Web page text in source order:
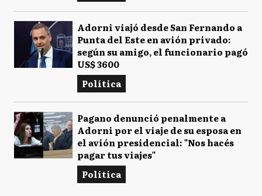
Adorni viajó desde San Fernando a
Punta del Este en avión privado:
según su amigo, el funcionario pagó
US$ 3600
Política
Pagano denunció penalmente a
Adorni por el viaje de su esposa en
el avión presidencial: "Nos hacés
pagar tus viajes"
Política